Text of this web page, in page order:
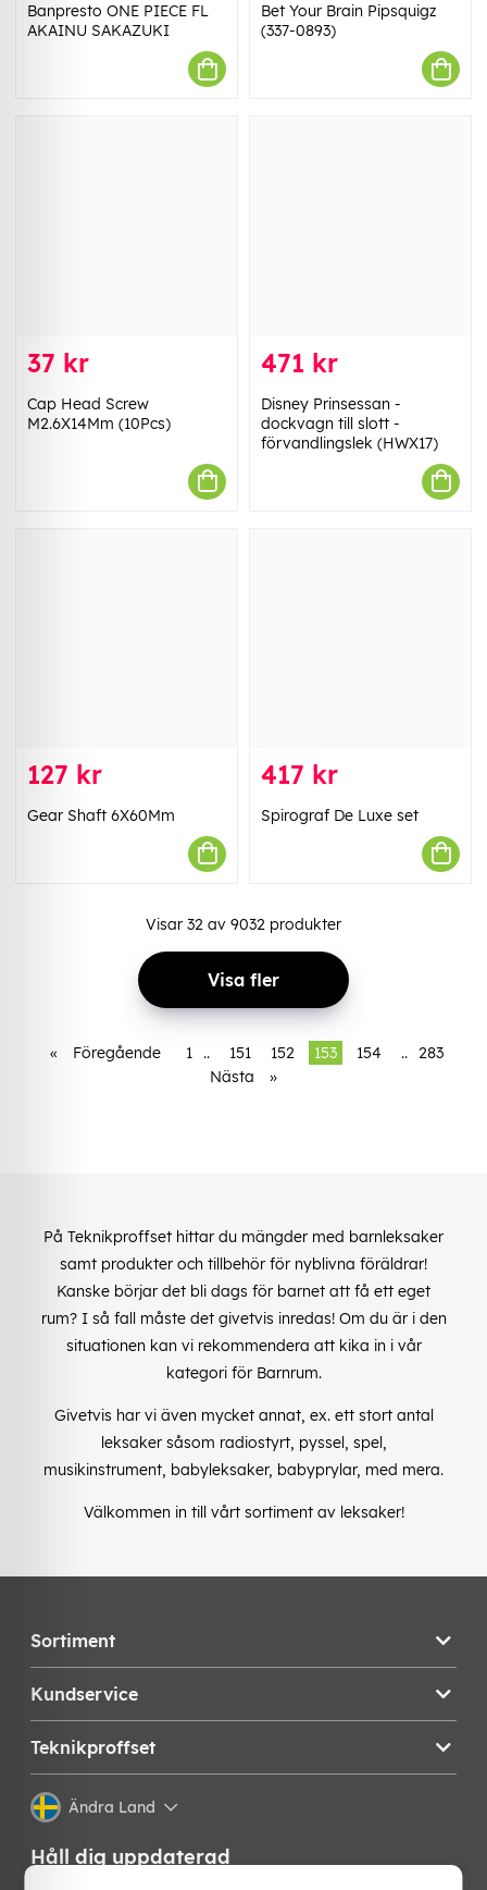
Banpresto ONE PIECE FL
AKAINU SAKAZUKI
Bet Your Brain Pipsquigz
(337-0893)
37 kr
Cap Head Screw
M2.6X14Mm (10Pcs)
471 kr
Disney Prinsessan -
dockvagn till slott -
förvandlingslek (HWX17)
127 kr
Gear Shaft 6X60Mm
417 kr
Spirograf De Luxe set
Visar 32 av 9032 produkter
Visa fler
« Föregående 1 .. 151 152 153 154 .. 283
Nästa
»
På Teknikproffset hittar du mängder med barnleksaker
samt produkter och tillbehör för nyblivna föräldrar!
Kanske börjar det bli dags för barnet att få ett eget
rum? I så fall måste det givetvis inredas! Om du är i den
situationen kan vi rekommendera att kika in i vår
kategori för Barnrum.
Givetvis har vi även mycket annat, ex. ett stort antal
leksaker såsom radiostyrt, pyssel, spel,
musikinstrument, babyleksaker, babyprylar, med mera.
Välkommen in till vårt sortiment av leksaker!
Sortiment
Kundservice
Teknikproffset
Ändra Land
Håll dig uppdaterad